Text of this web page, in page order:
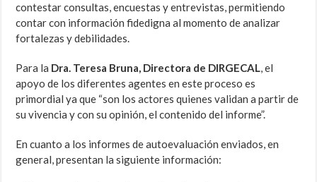
contestar consultas, encuestas y entrevistas, permitiendo
contar con información fidedigna al momento de analizar
fortalezas y debilidades.
Para la Dra. Teresa Bruna, Directora de DIRGECAL, el
apoyo de los diferentes agentes en este proceso es
primordial ya que “son los actores quienes validan a partir de
su vivencia y con su opinión, el contenido del informe”.
En cuanto a los informes de autoevaluación enviados, en
general, presentan la siguiente información: